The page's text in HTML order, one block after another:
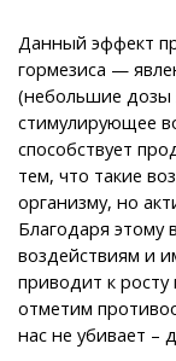
Данный эффект
гормезиса —
(небольшие дозы
стимулирующее
способствует
тем, что такие
организму, но
Благодаря этому
воздействиям и
приводит к
отметим
нас не убивает –